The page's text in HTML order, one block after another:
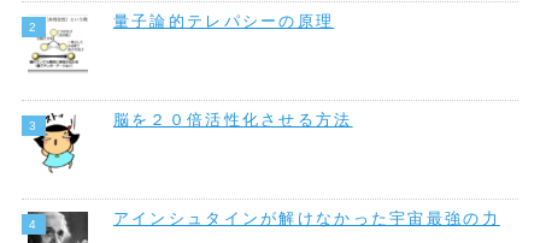
量子論的テレパシーの原理
脳を２０倍活性化させる方法
アインシュタインが解けなかった宇宙最強の力